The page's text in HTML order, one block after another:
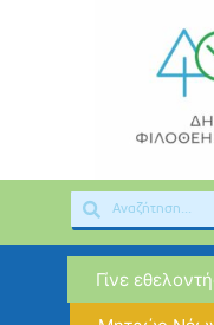
Γίνε